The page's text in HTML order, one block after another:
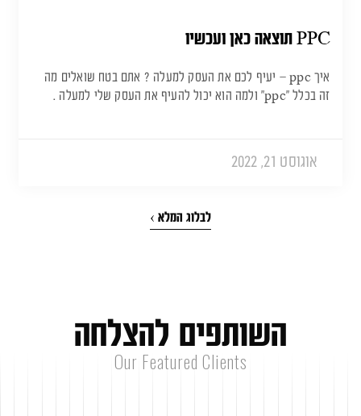
PPC תוצאה כאן ועכשיו
איך ppc – יעיף לכם את העסק למעלה ? אתם בטח שואלים מה
זה בכלל "ppc" ולמה הוא יכול להעיף את העסק שלי למעלה .
אוגוסט 21, 2022
לבלוג המלא ›
השותפים להצלחה
Our Featured Clients